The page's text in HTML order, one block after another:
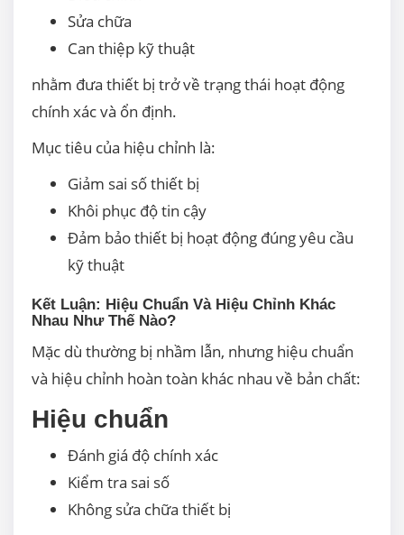
Sửa chữa
Can thiệp kỹ thuật
nhằm đưa thiết bị trở về trạng thái hoạt động
chính xác và ổn định.
Mục tiêu của hiệu chỉnh là:
Giảm sai số thiết bị
Khôi phục độ tin cậy
Đảm bảo thiết bị hoạt động đúng yêu cầu
kỹ thuật
Kết Luận: Hiệu Chuẩn Và Hiệu Chỉnh Khác
Nhau Như Thế Nào?
Mặc dù thường bị nhầm lẫn, nhưng hiệu chuẩn
và hiệu chỉnh hoàn toàn khác nhau về bản chất:
Hiệu chuẩn
Đánh giá độ chính xác
Kiểm tra sai số
Không sửa chữa thiết bị